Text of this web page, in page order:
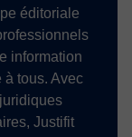
éditoriale
information
tous. Avec
Justifit